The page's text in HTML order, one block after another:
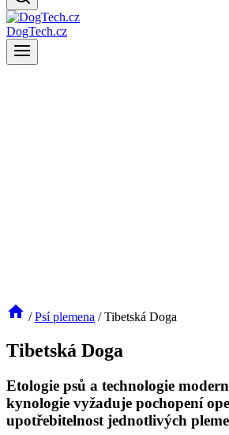
DogTech.cz
/ Psí plemena / Tibetská Doga
Tibetská Doga
Etologie psů a technologie
kynologie vyžaduje pochopení
upotřebitelnost jednotlivých